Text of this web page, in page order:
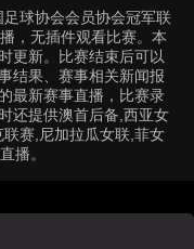
球协会会员协会冠军联
，无插件观看比赛。本
更新。比赛结束后可以
结果、赛事相关新闻报
最新赛事直播，比赛录
还提供澳首后备,西亚女
赛,尼加拉瓜女联,菲女
播。